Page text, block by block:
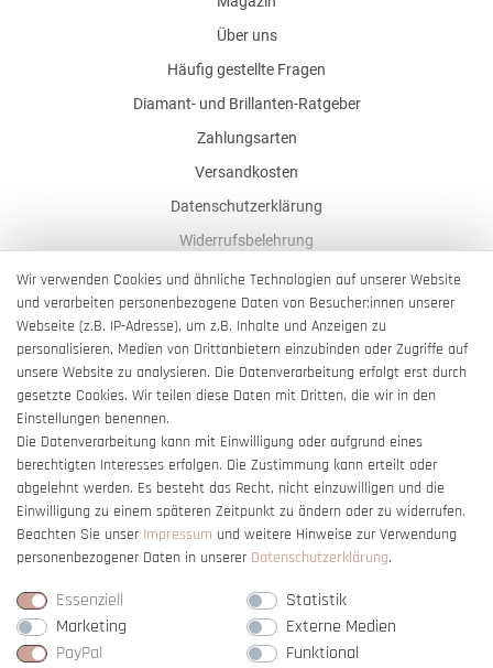
Über uns
Häufig gestellte Fragen
Diamant- und Brillanten-Ratgeber
Zahlungsarten
Versandkosten
Datenschutzerklärung
Widerrufsbelehrung
AGB
Impressum
Barrierefreiheitserklärung
Vertrag widerrufen
Wir verwenden Cookies und ähnliche Technologien auf unserer Website
und verarbeiten personenbezogene Daten von Besucher:innen unserer
Webseite (z.B. IP-Adresse), um z.B. Inhalte und Anzeigen zu
personalisieren, Medien von Drittanbietern einzubinden oder Zugriffe auf
unsere Website zu analysieren. Die Datenverarbeitung erfolgt erst durch
gesetzte Cookies. Wir teilen diese Daten mit Dritten, die wir in den
Einstellungen benennen.
Die Datenverarbeitung kann mit Einwilligung oder aufgrund eines
berechtigten Interesses erfolgen. Die Zustimmung kann erteilt oder
abgelehnt werden. Es besteht das Recht, nicht einzuwilligen und die
Einwilligung zu einem späteren Zeitpunkt zu ändern oder zu widerrufen.
Beachten Sie unser Impressum und weitere Hinweise zur Verwendung
personenbezogener Daten in unserer Daten­schutz­erklärung.
Essenziell
Statistik
Marketing
Externe Medien
PayPal
Funktional